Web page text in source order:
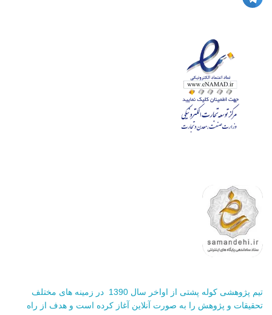
تیم پژوهشی کوله پشتی از اواخر سال 1390 در زمینه های مختلف
تحقیقات و پژوهش را به صورت آنلاین آغاز کرده است و هدف از راه